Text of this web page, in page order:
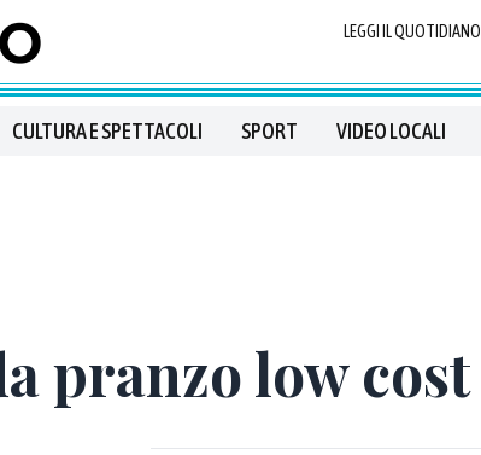
LEGGI IL QUOTIDIANO
CULTURA E SPETTACOLI SPORT VIDEO LOCALI
pranzo low cost